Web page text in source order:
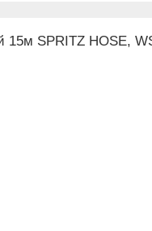
15м SPRITZ HOSE,